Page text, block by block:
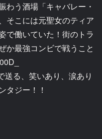
わう酒場「キャバレー・
そこには元聖女のティア
で働いていた！街のトラ
か最強コンビで戦うこと
送る、笑いあり、涙あり
タジー！！